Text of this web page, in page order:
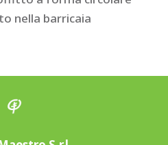
nella barricaia